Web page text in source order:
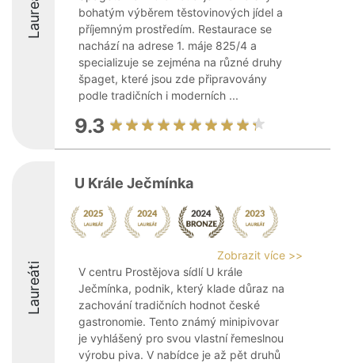
Laureáti
bohatým výběrem těstovinových jídel a
příjemným prostředím. Restaurace se
nachází na adrese 1. máje 825/4 a
specializuje se zejména na různé druhy
špaget, které jsou zde připravovány
podle tradičních i moderních ...
9.3
Laureáti
U Krále Ječmínka
Zobrazit více >>
V centru Prostějova sídlí U krále
Ječmínka, podnik, který klade důraz na
zachování tradičních hodnot české
gastronomie. Tento známý minipivovar
je vyhlášený pro svou vlastní řemeslnou
výrobu piva. V nabídce je až pět druhů